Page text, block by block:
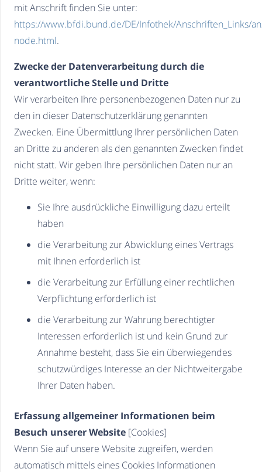
mit Anschrift finden Sie unter:
https://www.bfdi.bund.de/DE/Infothek/Anschriften_Links/
node.html.
Zwecke der Datenverarbeitung durch die
verantwortliche Stelle und Dritte
Wir verarbeiten Ihre personenbezogenen Daten nur zu
den in dieser Datenschutzerklärung genannten
Zwecken. Eine Übermittlung Ihrer persönlichen Daten
an Dritte zu anderen als den genannten Zwecken findet
nicht statt. Wir geben Ihre persönlichen Daten nur an
Dritte weiter, wenn:
Sie Ihre ausdrückliche Einwilligung dazu erteilt
haben
die Verarbeitung zur Abwicklung eines Vertrags
mit Ihnen erforderlich ist
die Verarbeitung zur Erfüllung einer rechtlichen
Verpflichtung erforderlich ist
die Verarbeitung zur Wahrung berechtigter
Interessen erforderlich ist und kein Grund zur
Annahme besteht, dass Sie ein überwiegendes
schutzwürdiges Interesse an der Nichtweitergabe
Ihrer Daten haben.
Erfassung allgemeiner Informationen beim
Besuch unserer Website [Cookies]
Wenn Sie auf unsere Website zugreifen, werden
automatisch mittels eines Cookies Informationen